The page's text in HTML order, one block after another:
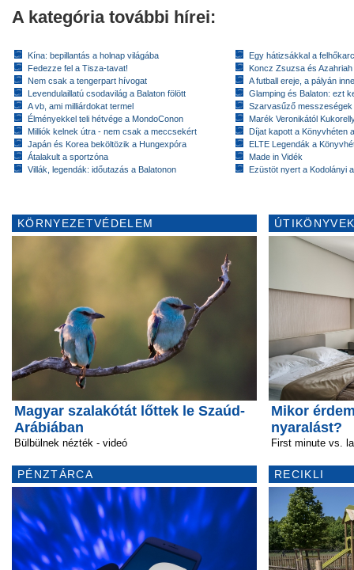
A kategória további hírei:
Kína: bepillantás a holnap világába
Fedezze fel a Tisza-tavat!
Nem csak a tengerpart hívogat
Levendulaillatú csodavilág a Balaton fölött
A vb, ami milliárdokat termel
Élményekkel teli hétvége a MondoConon
Milliók kelnek útra - nem csak a meccsekért
Japán és Korea beköltözik a Hungexpóra
Átalakult a sportzóna
Villák, legendák: időutazás a Balatonon
Egy hátizsákkal a
Koncz Zsuzsa és
A futball ereje, a pályán
Glamping és Balaton: ezt
Szarvasűző messzeségek
Marék Veronikától
Díjat kapott a Könyvhéten
ELTE Legendák a
Made in Vidék
Ezüstöt nyert a Kodolányi
KÖRNYEZETVÉDELEM
Magyar szalakótát lőttek le Szaúd-
Arábiában
Bülbülnek nézték - videó
PÉNZTÁRCA
Mikor
nyaralást?
First minute vs.
RECIKLI